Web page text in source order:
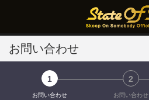
お問い合わせ
1
お問い合わせ
2
お問い合わせ